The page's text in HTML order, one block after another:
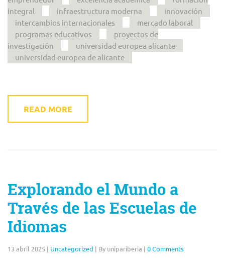
integral
infraestructura moderna
innovación
intercambios internacionales
mercado laboral
programas educativos
proyectos de
investigación
universidad europea alicante
universidad europea de alicante
READ MORE
Explorando el Mundo a
Través de las Escuelas de
Idiomas
13 abril 2025 | Uncategorized | By unipariberia | 0 Comments